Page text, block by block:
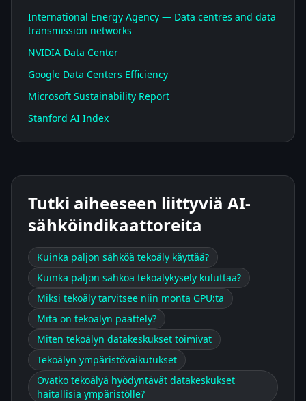
International Energy Agency — Data centres and data
transmission networks
NVIDIA Data Center
Google Data Centers Efficiency
Microsoft Sustainability Report
Stanford AI Index
Tutki aiheeseen liittyviä AI-
sähköindikaattoreita
Kuinka paljon sähköä tekoäly käyttää?
Kuinka paljon sähköä tekoälykysely kuluttaa?
Miksi tekoäly tarvitsee niin monta GPU:ta
Mitä on tekoälyn päättely?
Miten tekoälyn datakeskukset toimivat
Tekoälyn ympäristövaikutukset
Ovatko tekoälyä hyödyntävät datakeskukset
haitallisia ympäristölle?